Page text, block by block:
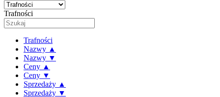
Trafności
Trafności
Nazwy ▲
Nazwy ▼
Ceny ▲
Ceny ▼
Sprzedaży ▲
Sprzedaży ▼